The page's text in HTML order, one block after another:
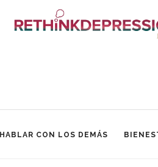
HABLAR CON LOS DEMÁS